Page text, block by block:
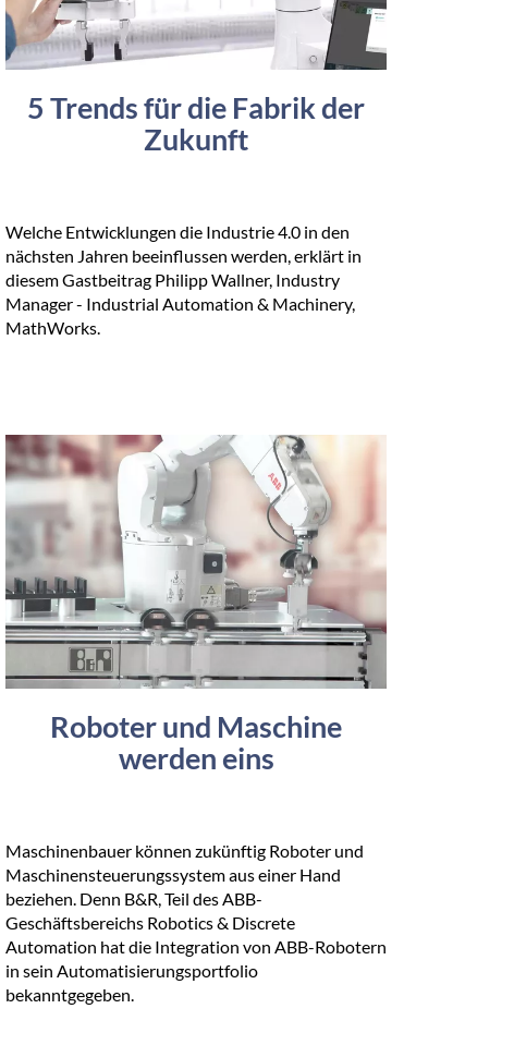
5 Trends für die Fabrik der
Zukunft
Welche Entwicklungen die Industrie 4.0 in den
nächsten Jahren beeinflussen werden, erklärt in
diesem Gastbeitrag Philipp Wallner, Industry
Manager - Industrial Automation & Machinery,
MathWorks.
Roboter und Maschine
werden eins
Maschinenbauer können zukünftig Roboter und
Maschinensteuerungssystem aus einer Hand
beziehen. Denn B&R, Teil des ABB-
Geschäftsbereichs Robotics & Discrete
Automation hat die Integration von ABB-Robotern
in sein Automatisierungsportfolio
bekanntgegeben.